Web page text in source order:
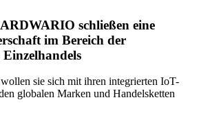
schließen eine
im Bereich der
sie sich mit ihren integrierten IoT-
globalen Marken und Handelsketten